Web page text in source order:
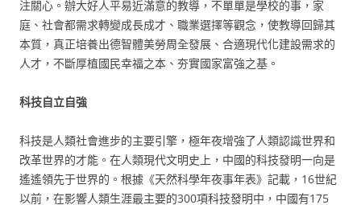
注關心。辦大好人平易近滿意的教導，不單單是學校的事，家
庭、社會都需求轉變成長成才、職業選擇等觀念，使教導回歸其
本質，真正培養出德智體美勞周全發展、合適現代化建設需求的
人才，不斷厚植國民幸福之本、夯實國家富強之基。
科技自立自強
科技是人類社會進步的主要引擎，極年夜增強了人類認識世界和
改革世界的才能。在人類現代文明史上，中國的科技發明一向是
遙遙領先于世界的。根據《天然科學年夜事年表》記載，16世紀
以前，在影響人類生涯最主要的300項科技發明中，中國有175